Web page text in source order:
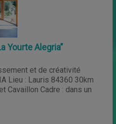
Yourte Alegria”
et de créativité
Lieu : Lauris 84360 30km
Cavaillon Cadre : dans un